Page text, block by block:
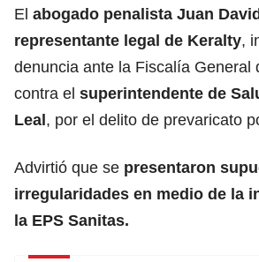
El abogado penalista Juan
representante legal de Keralty,
denuncia ante la Fiscalía General
contra el superintendente de
Leal, por el delito de prevaricato
Advirtió que se presentaron
irregularidades en medio de la
la EPS Sanitas.